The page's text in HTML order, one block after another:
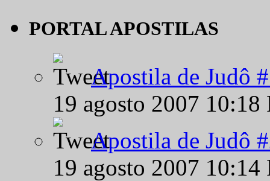
PORTAL APOSTILAS
Apostila de Judô
19 agosto 2007
Apostila de Judô
19 agosto 2007